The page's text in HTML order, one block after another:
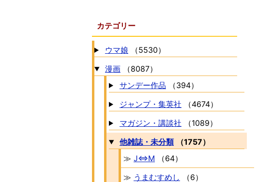
カテゴリー
ウマ娘
（5530）
漫画
（8087）
サンデー作品
（394）
ジャンプ・集英社
（4674）
マガジン・講談社
（1089）
他雑誌・未分類
（1757）
≫ J⇔M
（64）
≫ うまむすめし （6）